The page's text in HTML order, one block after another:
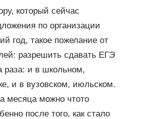
который сейчас
по организации
год, такое пожелание от
разрешить сдавать ЕГЭ
раза: и в школьном,
и в вузовском, июльском.
месяца можно что­то
после того, как стало